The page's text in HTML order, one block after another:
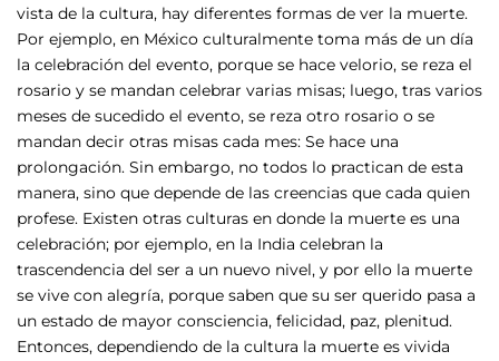
vista de la cultura, hay diferentes formas de ver la muerte.
Por ejemplo, en México culturalmente toma más de un día
la celebración del evento, porque se hace velorio, se reza el
rosario y se mandan celebrar varias misas; luego, tras varios
meses de sucedido el evento, se reza otro rosario o se
mandan decir otras misas cada mes: Se hace una
prolongación. Sin embargo, no todos lo practican de esta
manera, sino que depende de las creencias que cada quien
profese. Existen otras culturas en donde la muerte es una
celebración; por ejemplo, en la India celebran la
trascendencia del ser a un nuevo nivel, y por ello la muerte
se vive con alegría, porque saben que su ser querido pasa a
un estado de mayor consciencia, felicidad, paz, plenitud.
Entonces, dependiendo de la cultura la muerte es vivida